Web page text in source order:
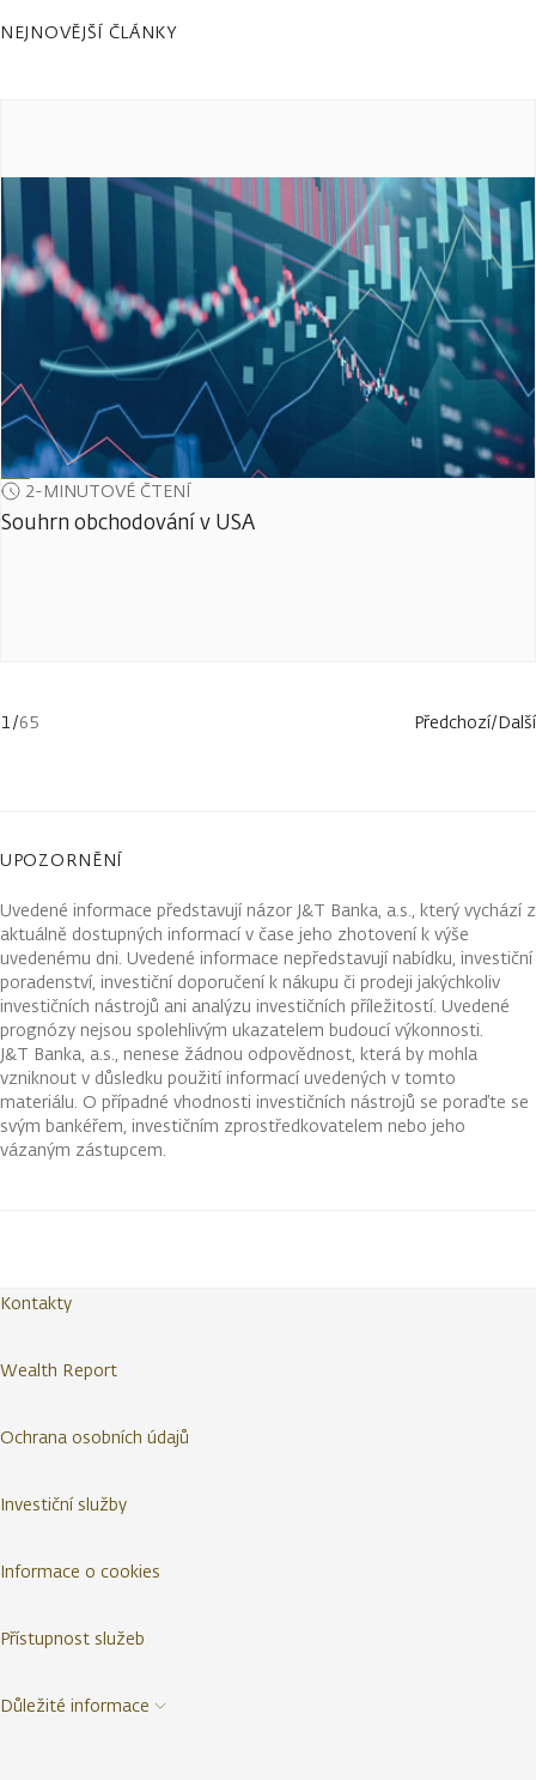
NEJNOVĚJŠÍ ČLÁNKY
2-MINUTOVÉ ČTENÍ
Souhrn obchodování v USA
1/65 Předchozí/Další
UPOZORNĚNÍ
Uvedené informace představují názor J&T Banka, a.s., který vychází z
aktuálně dostupných informací v čase jeho zhotovení k výše
uvedenému dni. Uvedené informace nepředstavují nabídku, investiční
poradenství, investiční doporučení k nákupu či prodeji jakýchkoliv
investičních nástrojů ani analýzu investičních příležitostí. Uvedené
prognózy nejsou spolehlivým ukazatelem budoucí výkonnosti.
J&T Banka, a.s., nenese žádnou odpovědnost, která by mohla
vzniknout v důsledku použití informací uvedených v tomto
materiálu. O případné vhodnosti investičních nástrojů se poraďte se
svým bankéřem, investičním zprostředkovatelem nebo jeho
vázaným zástupcem.
Kontakty
Wealth Report
Ochrana osobních údajů
Investiční služby
Informace o cookies
Přístupnost služeb
Důležité informace